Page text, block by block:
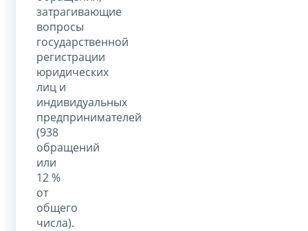
затрагивающие
вопросы
государственной
регистрации
юридических
лиц и
индивидуальных
предпринимателей
(938
обращений
или
12 %
от
общего
числа).